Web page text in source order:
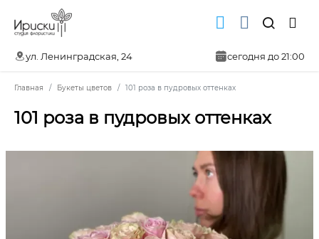
ул. Ленинградская, 24 сегодня до 21:00
Главная Букеты цветов 101 роза в пудровых оттенках
101 роза в пудровых оттенках